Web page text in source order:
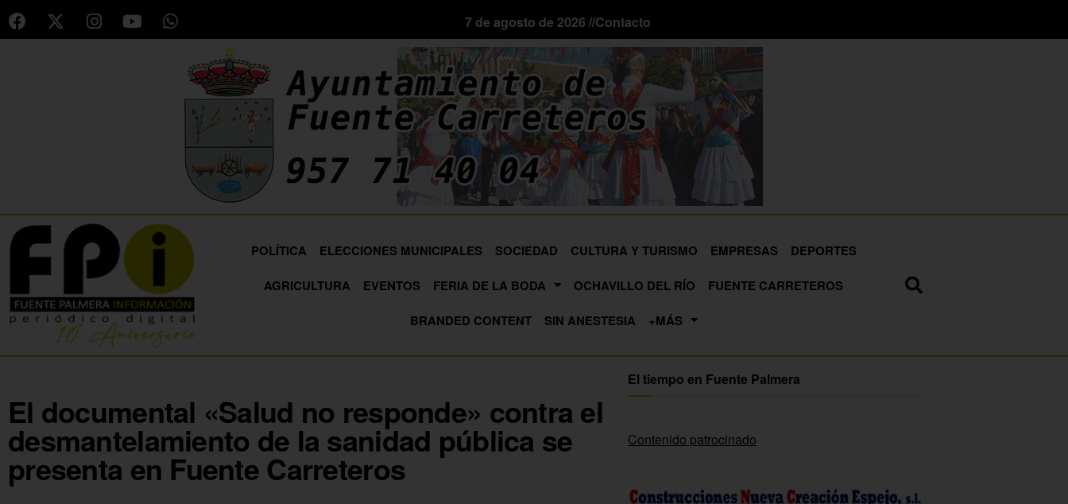
7 de agosto de 2026 //Contacto
POLÍTICA ELECCIONES MUNICIPALES SOCIEDAD CULTURA Y TURISMO EMPRESAS
DEPORTES
AGRICULTURA
EVENTOS FERIA DE LA BODA OCHAVILLO DEL RÍO
FUENTE CARRETEROS
BRANDED CONTENT
SIN ANESTESIA +MÁS
El documental «Salud no responde» contra el
desmantelamiento de la sanidad pública se
presenta en Fuente Carreteros
El tiempo en Fuente Palmera
Contenido patrocinado